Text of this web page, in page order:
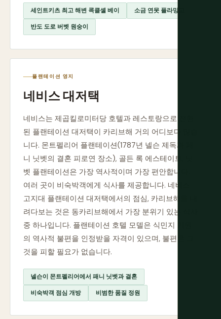
세인트키츠 최고 해변 콕클셸 베이 소금 연못 플라밍고
반도 도로 버벳 원숭이
플랜테이션 영지
네비스 대저택
네비스는 제곱킬로미터당 호텔과 레스토랑으로 전환
된 플랜테이션 대저택이 카리브해 거의 어디보다 많습
니다. 몬트펠리어 플랜테이션(1787년 넬슨 제독과 패
니 닛벳의 결혼 피로연 장소), 골든 록 에스테이트, 닛
벳 플랜테이션은 가장 역사적이며 가장 편안합니다.
여러 곳이 비숙박객에게 식사를 제공합니다. 네비스
고지대 플랜테이션 대저택에서의 점심, 카리브해를 내
려다보는 것은 동카리브해에서 가장 분위기 있는 식사
중 하나입니다. 플랜테이션 호텔 모델은 식민지 기원
의 역사적 불편을 인정받을 자격이 있으며, 불편은 그
것을 피할 필요가 없습니다.
넬슨이 몬트펠리어에서 패니 닛벳과 결혼
비숙박객 점심 개방 비범한 품질 정원